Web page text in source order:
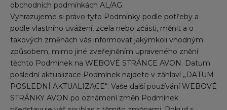
obchodních podmínkách AL/AG.
Vyhrazujeme si právo tyto Podmínky podle potřeby a
podle vlastního uvážení, zcela nebo zčásti, měnit a o
takových změnách vás informovat jakýmkoli vhodným
způsobem, mimo jiné zveřejněním upraveného znění
těchto Podmínek na WEBOVÉ STRÁNCE AVON. Datum
poslední aktualizace Podmínek najdete v záhlaví „DATUM
POSLEDNÍ AKTUALIZACE“. Vaše další používání WEBOVÉ
STRÁNKY AVON po oznámení změn Podmínek